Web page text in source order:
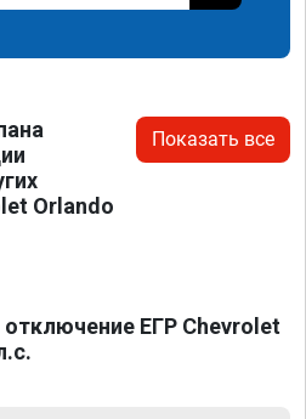
Orlando
Показать все
ЕГР Chevrolet